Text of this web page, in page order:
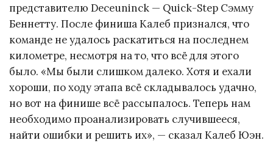
представителю Deceuninck — Quick-Step Сэмму
Беннетту. После финиша Калеб признался, что
команде не удалось раскатиться на последнем
километре, несмотря на то, что всё для этого
было. «Мы были слишком далеко. Хотя и ехали
хороши, по ходу этапа всё складывалось удачно,
но вот на финише всё рассыпалось. Теперь нам
необходимо проанализировать случившееся,
найти ошибки и решить их», — сказал Калеб Юэн.